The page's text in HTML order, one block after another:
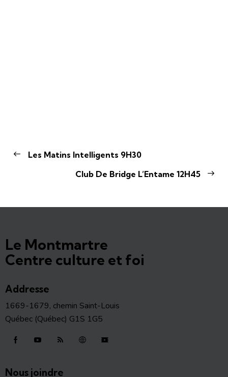
Les Matins Intelligents 9H30
Club De Bridge L’Entame 12H45
Le Montmartre
Centre culture et foi
Addresse
1669-1679, chemin Saint-Louis
Québec (Québec) G1S 1G5
Nous joindre